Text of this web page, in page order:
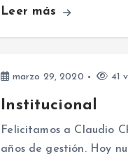
Leer más
marzo 29, 2020 41
Institucional
Felicitamos a Claudio
años de gestión. Hoy